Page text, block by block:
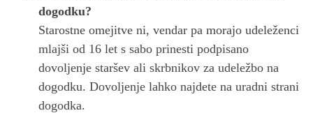
dogodku?
Starostne omejitve ni, vendar pa morajo udeleženci
mlajši od 16 let s sabo prinesti podpisano
dovoljenje staršev ali skrbnikov za udeležbo na
dogodku. Dovoljenje lahko najdete na uradni strani
dogodka.